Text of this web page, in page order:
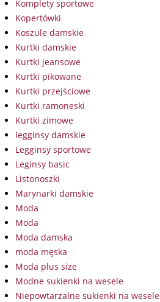
Komplety sportowe
Kopertówki
Koszule damskie
Kurtki damskie
Kurtki jeansowe
Kurtki pikowane
Kurtki przejściowe
Kurtki ramoneski
Kurtki zimowe
legginsy damskie
Legginsy sportowe
Leginsy basic
Listonoszki
Marynarki damskie
Moda
Moda
Moda damska
moda męska
Moda plus size
Modne sukienki na wesele
Niepowtarzalne sukienki na wesele